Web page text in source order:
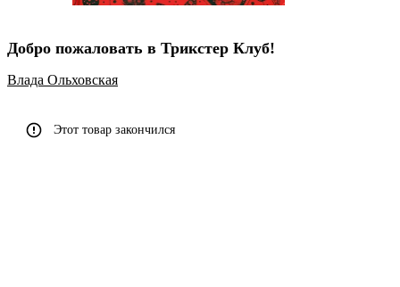
Добро пожаловать в Трикстер Клуб!
Влада Ольховская
Этот товар закончился